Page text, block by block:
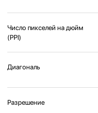
Число пикселей на дюйм
(PPI)
Диагональ
Разрешение